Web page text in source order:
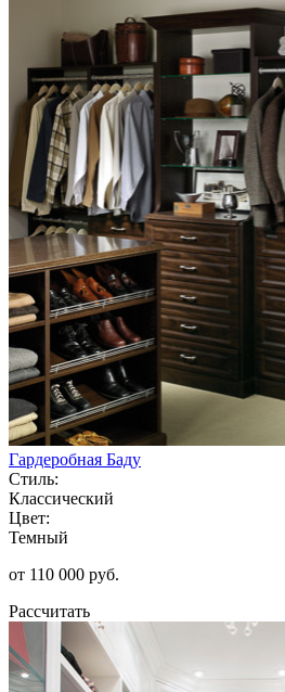
Гардеробная Баду
Стиль:
Классический
Цвет:
Темный
от 110 000 руб.
Рассчитать